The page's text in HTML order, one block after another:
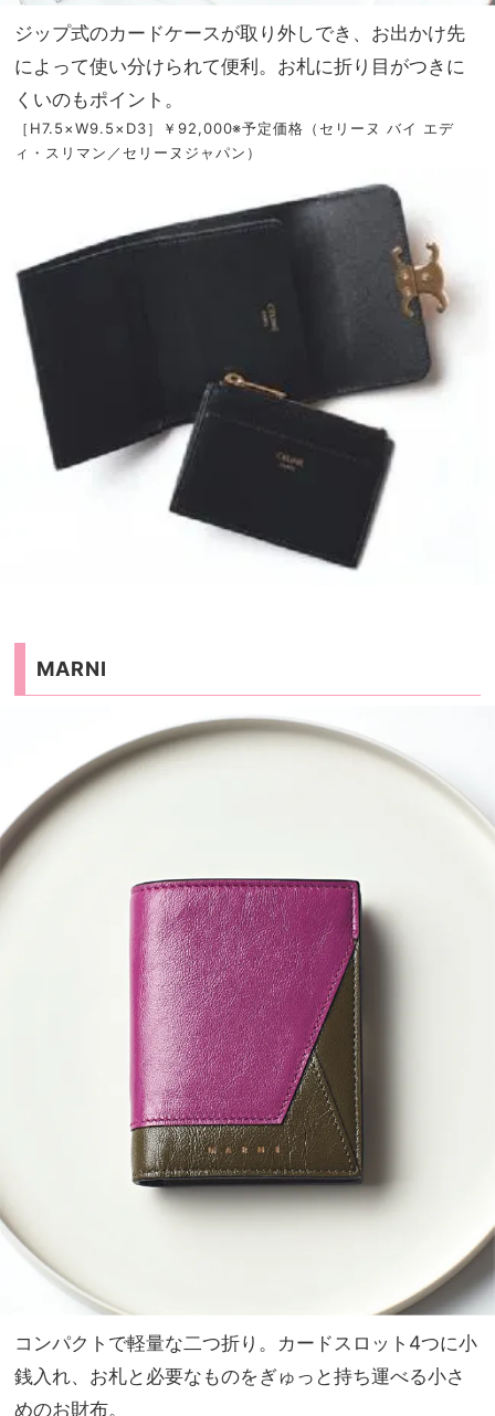
ジップ式のカードケースが取り外しでき、お出かけ先
によって使い分けられて便利。お札に折り目がつきに
くいのもポイント。
［H7.5×W9.5×D3］￥92,000※予定価格（セリーヌ バイ エデ
ィ・スリマン／セリーヌジャパン）
MARNI
コンパクトで軽量な二つ折り。カードスロット4つに小
銭入れ、お札と必要なものをぎゅっと持ち運べる小さ
めのお財布。